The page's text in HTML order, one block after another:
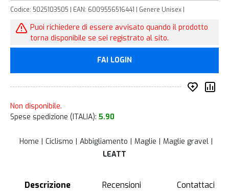
Codice: 5025103505 | EAN: 6009556516441 | Genere Unisex |
Puoi richiedere di essere avvisato quando il prodotto
torna disponibile se sei registrato al sito.
FAI LOGIN
Non disponibile.
Spese spedizione (ITALIA): 5.90
Home Ciclismo Abbigliamento Maglie
Maglie gravel
LEATT
Descrizione Recensioni Contattaci